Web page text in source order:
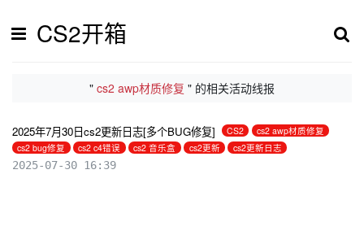
CS2开箱
" cs2 awp材质修复 " 的相关活动线报
2025年7月30日cs2更新日志[多个BUG修复] CS2
cs2 awp材质修复
cs2 bug修复
cs2 c4错误 cs2 音乐盒 cs2更新 cs2更新日志
2025-07-30 16:39